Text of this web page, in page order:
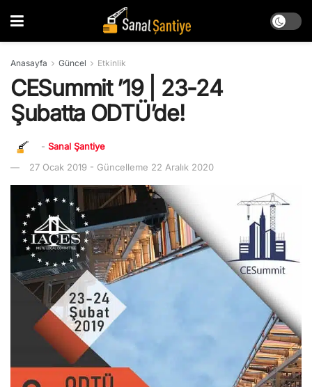
Anasayfa Güncel Etkinlik
CESummit ’19 | 23-24
Şubatta ODTÜ’de!
- Sanal Şantiye
27 Ocak 2019 - Güncelleme 22 Aralık 2020